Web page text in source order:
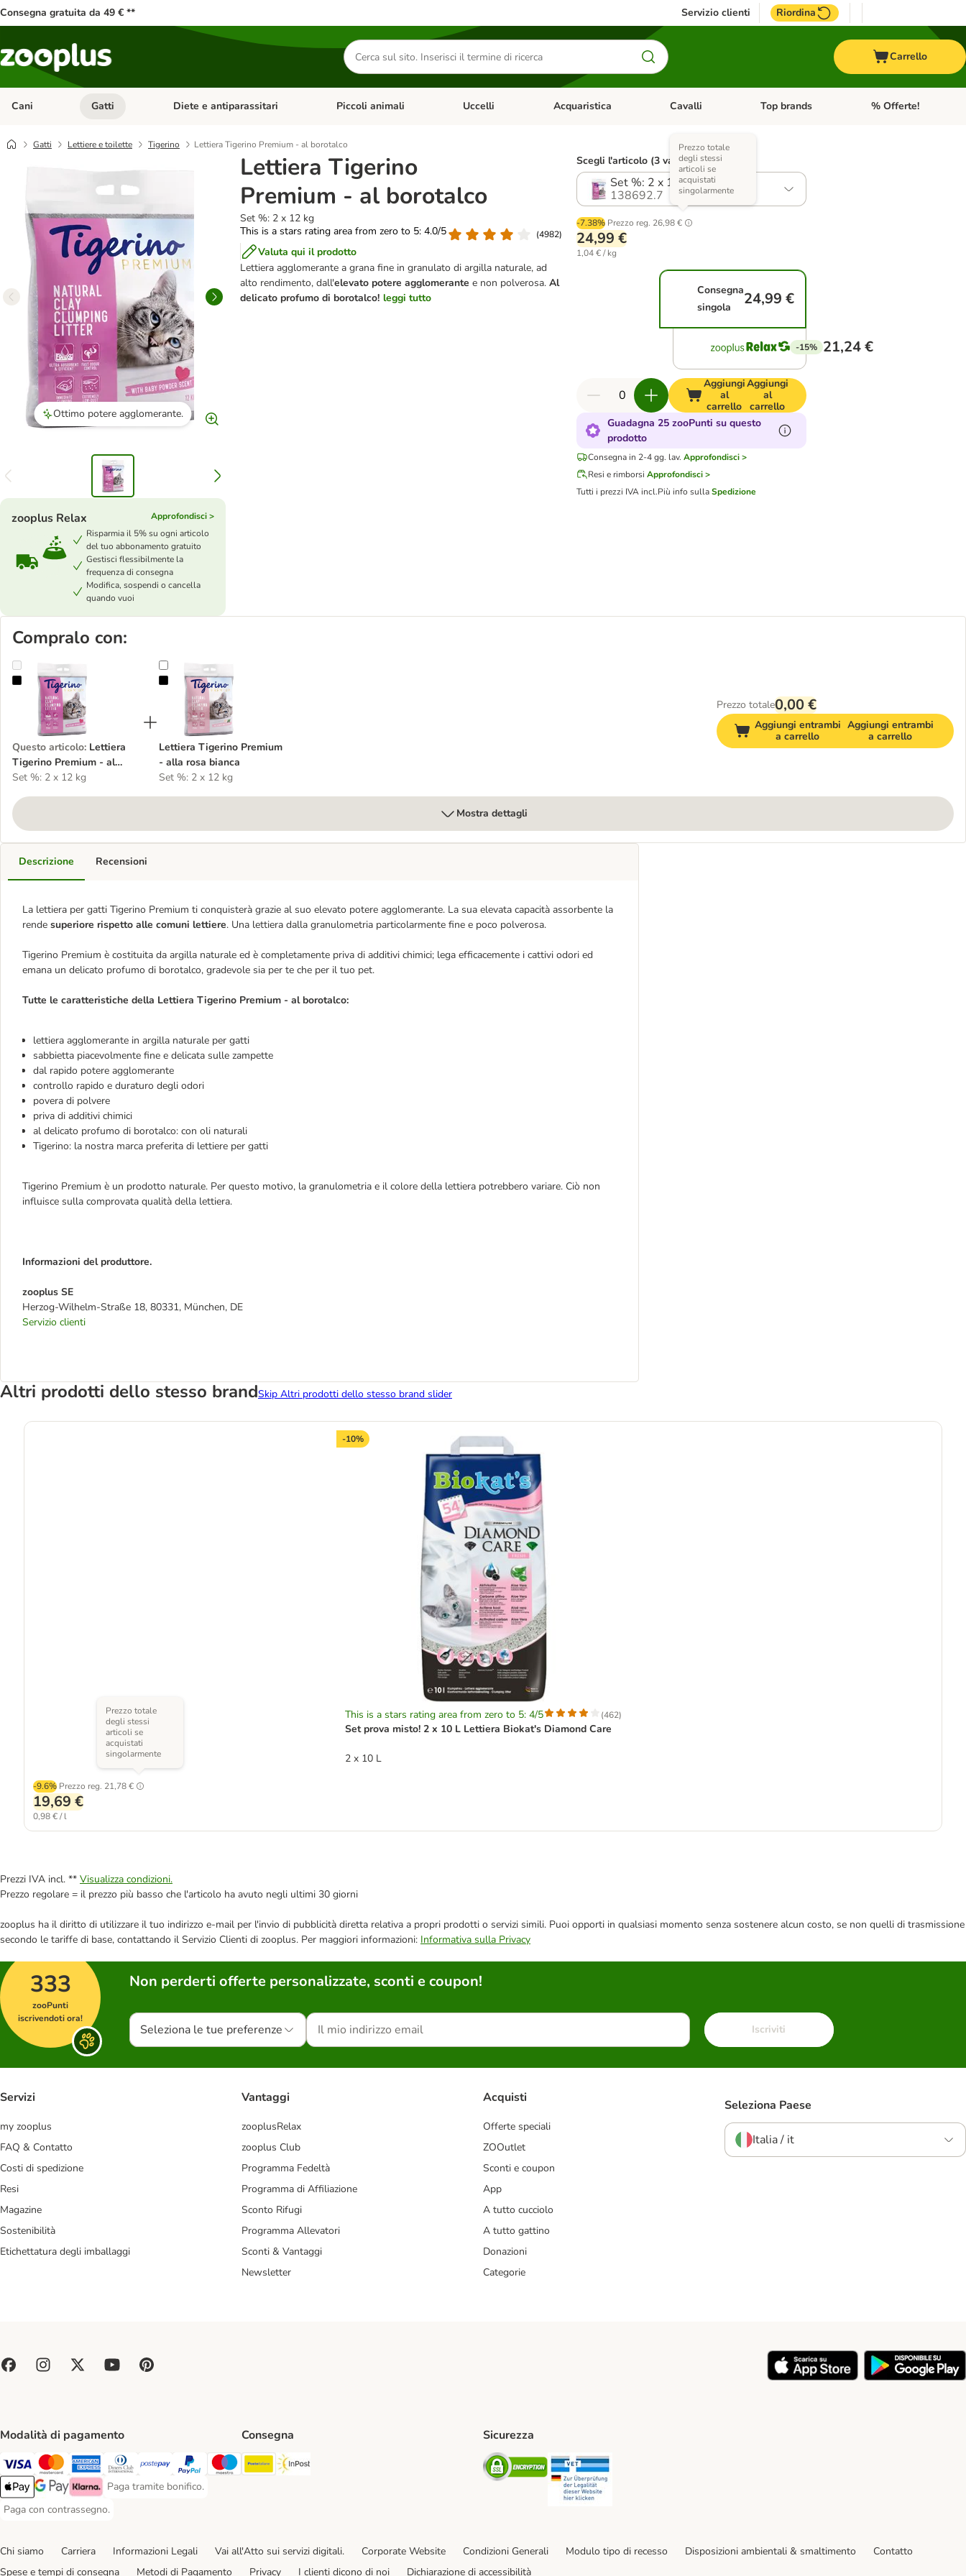
Consegna gratuita da 49 € ** Servizio clienti Riordina
Cerca
prodotti
Carrello
Cani Apri Menu Categoria: Cani
Gatti Apri Menu Categoria: Gatti
Diete e antiparassitari Apri Menu Categoria: Diete e antiparassitari
Piccoli animali Apri Menu Categoria: Piccoli animali
Uccelli Apri Menu Categoria: Uccelli
Acquaristica Apri Menu Categoria: Acquaristica
Cavalli Apri Menu Categoria: Cavalli
Top brands Apri Menu Categoria:
% Offerte!
Gatti Lettiere e toilette Tigerino Lettiera Tigerino Premium - al borotalco
Lettiera Tigerino
Premium - al borotalco
Set %: 2 x 12 kg
This is a stars rating area from zero to 5: 4.0/5
(4982)
Valuta qui il prodotto
Lettiera agglomerante a grana fine in granulato di argilla naturale, ad
alto rendimento, dall'elevato potere agglomerante e non polverosa. Al
delicato profumo di borotalco! leggi tutto
Ottimo potere agglomerante.
zooplus Relax
Approfondisci >
Risparmia il 5% su ogni articolo
del tuo abbonamento gratuito
Gestisci flessibilmente la
frequenza di consegna
Modifica, sospendi o cancella
quando vuoi
Scegli l'articolo (3 varianti)
Set %: 2 x 12 kg
138692.7
-7.38% Prezzo reg. 26,98 €
Prezzo totale
degli stessi
articoli se
acquistati
singolarmente
24,99 €
1,04 € / kg
Consegna
singola
24,99 €
-15% 21,24 €
Aggiungi
al
carrello
Aggiungi
al
carrello
Guadagna 25 zooPunti su questo
prodotto
Consegna in 2-4 gg. lav. Approfondisci >
Resi e rimborsi Approfondisci >
Tutti i prezzi IVA incl.Più info sullaSpedizione
Compralo con:
Lettiera Tigerino Premium - al borotalco
Questo articolo: Lettiera
Tigerino Premium - al
borotalco
Set %: 2 x 12 kg
Lettiera Tigerino Premium - alla rosa bianca
Lettiera Tigerino Premium
- alla rosa bianca
Set %: 2 x 12 kg
Prezzo totale0,00 €
Aggiungi entrambi
a carrello
Aggiungi entrambi
a carrello
Mostra dettagli
Descrizione
La lettiera per gatti Tigerino Premium ti conquisterà grazie al suo elevato potere agglomerante. La sua elevata capacità assorbente la
rende superiore rispetto alle comuni lettiere. Una lettiera dalla granulometria particolarmente fine e poco polverosa.
Tigerino Premium è costituita da argilla naturale ed è completamente priva di additivi chimici; lega efficacemente i cattivi odori ed
emana un delicato profumo di borotalco, gradevole sia per te che per il tuo pet.
Tutte le caratteristiche della Lettiera Tigerino Premium - al borotalco:
lettiera agglomerante in argilla naturale per gatti
sabbietta piacevolmente fine e delicata sulle zampette
dal rapido potere agglomerante
controllo rapido e duraturo degli odori
povera di polvere
priva di additivi chimici
al delicato profumo di borotalco: con oli naturali
Tigerino: la nostra marca preferita di lettiere per gatti
Tigerino Premium è un prodotto naturale. Per questo motivo, la granulometria e il colore della lettiera potrebbero variare. Ciò non
influisce sulla comprovata qualità della lettiera.
Informazioni del produttore.
zooplus SE
Herzog-Wilhelm-Straße 18, 80331, München, DE
Servizio clienti
Recensioni
Altri prodotti dello stesso brandSkip Altri prodotti dello stesso brand slider
-10%
This is a stars rating area from zero to 5: 4/5 (462)
Set prova misto! 2 x 10 L Lettiera Biokat's Diamond Care
2 x 10 L
-9.6% Prezzo reg. 21,78 €
Prezzo totale
degli stessi
articoli se
acquistati
singolarmente
19,69 €
0,98 € / l
Prezzi IVA incl. ** Visualizza condizioni.
Prezzo regolare = il prezzo più basso che l'articolo ha avuto negli ultimi 30 giorni
zooplus ha il diritto di utilizzare il tuo indirizzo e-mail per l'invio di pubblicità diretta relativa a propri prodotti o servizi simili. Puoi opporti in qualsiasi momento senza sostenere alcun costo, se non quelli di trasmissione
secondo le tariffe di base, contattando il Servizio Clienti di zooplus. Per maggiori informazioni: Informativa sulla Privacy
333
zooPunti
iscrivendoti ora!
Non perderti offerte personalizzate, sconti e coupon!
Seleziona le tue preferenze Iscriviti
Servizi
my zooplus
FAQ & Contatto
Costi di spedizione
Resi
Magazine
Sostenibilità
Etichettatura degli imballaggi
Vantaggi
zooplusRelax
zooplus Club
Programma Fedeltà
Programma di Affiliazione
Sconto Rifugi
Programma Allevatori
Sconti & Vantaggi
Newsletter
Acquisti
Offerte speciali
ZOOutlet
Sconti e coupon
App
A tutto cucciolo
A tutto gattino
Donazioni
Categorie
Seleziona Paese
Italia / it
Modalità di pagamento
Paga con Visa. Payment Method
Paga con Mastercard. Payment Method
Paga con American Express. Payment Method
Paga con Diners Club. Payment Method
Paga con Postepay. Payment Method
Paga con PayPal. Payment Method
Paga con Maestro. Payment Method
Apple Pay Payment Method
Google Pay Payment Method
Klarna Payment Method
Paga tramite bonifico.
Paga tramite bonifico. Payment Method
Paga con contrassegno.
Paga con contrassegno. Payment Method
Consegna
Poste Italiane. Shipping Method
Sicurezza
Security
Chi siamo Carriera Informazioni Legali Vai all'Atto sui servizi digitali. Corporate Website Condizioni Generali Modulo tipo di recesso Disposizioni ambientali & smaltimento
Contatto
Spese e tempi di consegna
Metodi di Pagamento Privacy I clienti dicono di noi Dichiarazione di accessibilità